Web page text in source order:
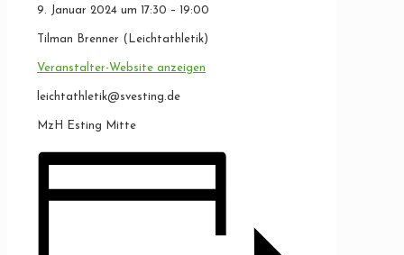
9. Januar 2024 um 17:30 – 19:00
Tilman Brenner (Leichtathletik)
Veranstalter-Website anzeigen
leichtathletik@svesting.de
MzH Esting Mitte